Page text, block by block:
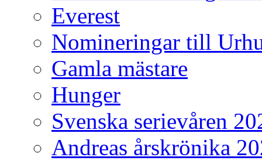
Everest
Nomineringar till
Gamla mästare
Hunger
Svenska serievåren
Andreas årskrönika